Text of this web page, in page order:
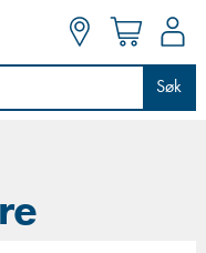
Søk